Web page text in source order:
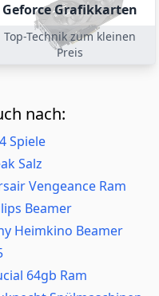
Geforce Grafikkarten
Top-Technik zum kleinen
Preis
nach:
Spiele
Salz
Vengeance Ram
Beamer
Heimkino Beamer
64gb Ram